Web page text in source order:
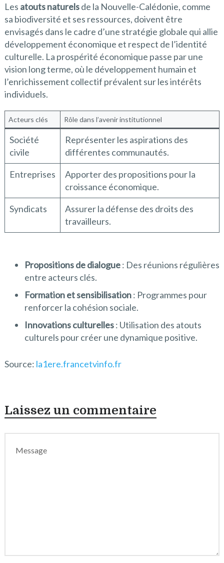
Les atouts naturelsde la Nouvelle-Calédonie, comme
sa biodiversité et ses ressources, doivent être
envisagés dans le cadre d’une stratégie globale qui allie
développement économique et respect de l’identité
culturelle. La prospérité économique passe par une
vision long terme, où le développement humain et
l’enrichissement collectif prévalent sur les intérêts
individuels.
Acteurs clés Rôle dans l’avenir institutionnel
Société
civile
Représenter les aspirations des
différentes communautés.
Entreprises
Apporter des propositions pour la
croissance économique.
Syndicats
Assurer la défense des droits des
travailleurs.
Propositions de dialogue: Des réunions régulières
entre acteurs clés.
Formation et sensibilisation: Programmes pour
renforcer la cohésion sociale.
Innovations culturelles: Utilisation des atouts
culturels pour créer une dynamique positive.
Source: la1ere.francetvinfo.fr
Laissez un commentaire